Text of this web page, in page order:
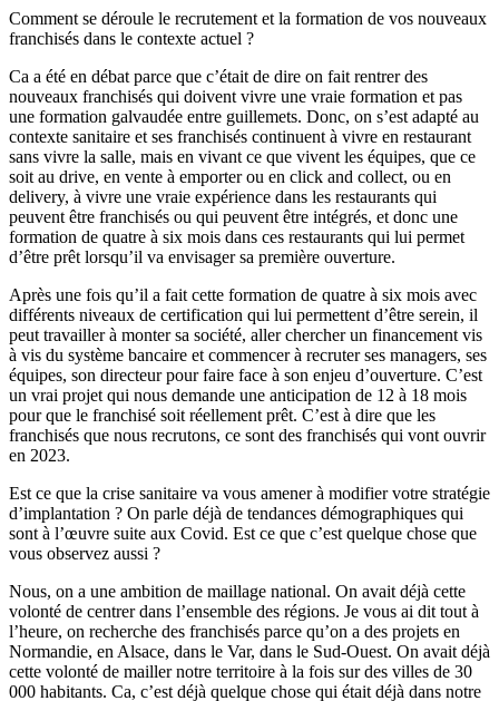
Comment se déroule le recrutement et la formation de vos nouveaux
franchisés dans le contexte actuel ?
Ca a été en débat parce que c’était de dire on fait rentrer des
nouveaux franchisés qui doivent vivre une vraie formation et pas
une formation galvaudée entre guillemets. Donc, on s’est adapté au
contexte sanitaire et ses franchisés continuent à vivre en restaurant
sans vivre la salle, mais en vivant ce que vivent les équipes, que ce
soit au drive, en vente à emporter ou en click and collect, ou en
delivery, à vivre une vraie expérience dans les restaurants qui
peuvent être franchisés ou qui peuvent être intégrés, et donc une
formation de quatre à six mois dans ces restaurants qui lui permet
d’être prêt lorsqu’il va envisager sa première ouverture.
Après une fois qu’il a fait cette formation de quatre à six mois avec
différents niveaux de certification qui lui permettent d’être serein, il
peut travailler à monter sa société, aller chercher un financement vis
à vis du système bancaire et commencer à recruter ses managers, ses
équipes, son directeur pour faire face à son enjeu d’ouverture. C’est
un vrai projet qui nous demande une anticipation de 12 à 18 mois
pour que le franchisé soit réellement prêt. C’est à dire que les
franchisés que nous recrutons, ce sont des franchisés qui vont ouvrir
en 2023.
Est ce que la crise sanitaire va vous amener à modifier votre stratégie
d’implantation ? On parle déjà de tendances démographiques qui
sont à l’œuvre suite aux Covid. Est ce que c’est quelque chose que
vous observez aussi ?
Nous, on a une ambition de maillage national. On avait déjà cette
volonté de centrer dans l’ensemble des régions. Je vous ai dit tout à
l’heure, on recherche des franchisés parce qu’on a des projets en
Normandie, en Alsace, dans le Var, dans le Sud-Ouest. On avait déjà
cette volonté de mailler notre territoire à la fois sur des villes de 30
000 habitants. Ca, c’est déjà quelque chose qui était déjà dans notre